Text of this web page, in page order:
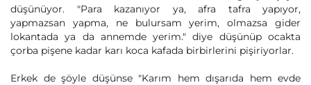
düşünüyor. "Para kazanıyor ya, afra tafra yapıyor,
yapmazsan yapma, ne bulursam yerim, olmazsa gider
lokantada ya da annemde yerim." diye düşünüp ocakta
çorba pişene kadar karı koca kafada birbirlerini pişiriyorlar.
Erkek de şöyle düşünse "Karım hem dışarıda hem evde